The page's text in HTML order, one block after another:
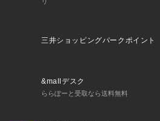
三井ショッピングパークポイント
&mallデスク
ららぽーと受取なら送料無料